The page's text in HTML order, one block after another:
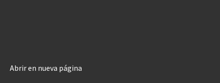
Abrir en nueva página